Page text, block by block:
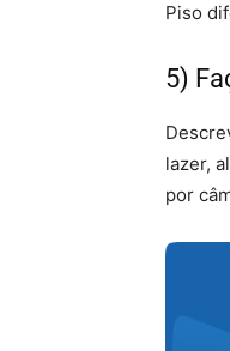
Piso
5)
lazer,
por